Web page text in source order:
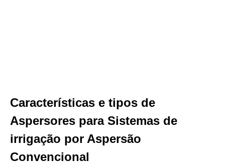
Características e tipos de
Aspersores para Sistemas de
irrigação por Aspersão
Convencional